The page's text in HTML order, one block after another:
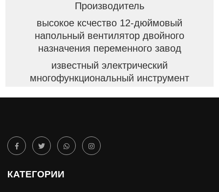
Производитель
высокое ксчество 12-дюймовый
напольный вентилятор двойного
назначения переменного завод
известный электрический
многофункциональный инструмент
КАТЕГОРИИ